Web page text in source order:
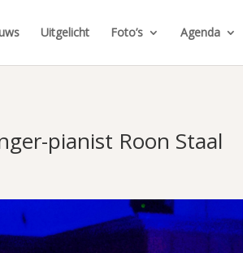
Uitgelicht Foto’s Agenda
pianist Roon Staal